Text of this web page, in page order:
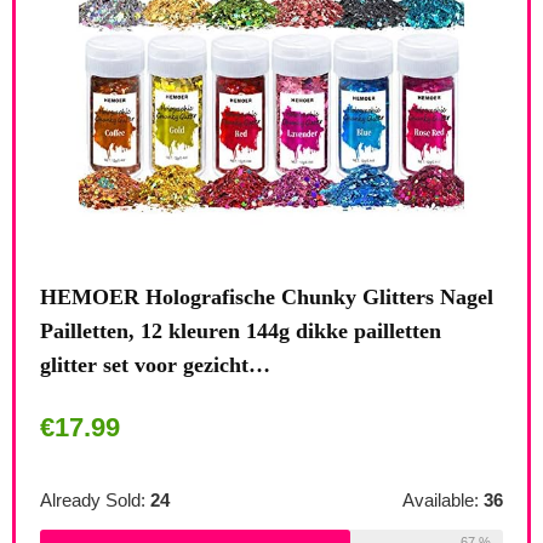
HEMOER Holografische Chunky Glitters Nagel
Pailletten, 12 kleuren 144g dikke pailletten
glitter set voor gezicht…
€17.99
Already Sold: 24 Available: 36